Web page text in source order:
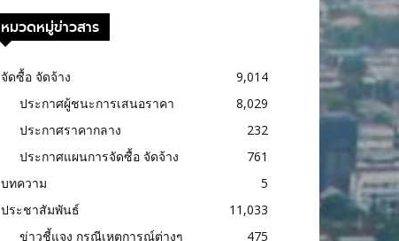
หมวดหมู่ข่าวสาร
จัดซื้อ จัดจ้าง
9,014
ประกาศผู้ชนะการเสนอราคา
8,029
ประกาศราคากลาง
232
ประกาศแผนการจัดซื้อ จัดจ้าง
761
บทความ
5
ประชาสัมพันธ์
11,033
ข่าวชี้แจง กรณีเหตุการณ์ต่างๆ
475